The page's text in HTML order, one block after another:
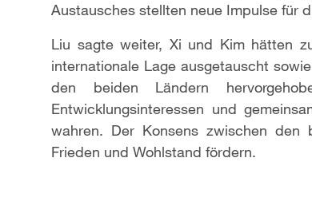
Austausches stellten neue Impulse für
Liu sagte weiter, Xi und Kim hätten
internationale Lage ausgetauscht
den beiden Ländern
Entwicklungsinteressen und
wahren. Der Konsens zwischen den
Frieden und Wohlstand fördern.